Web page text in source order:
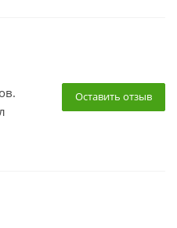
Оставить отзыв